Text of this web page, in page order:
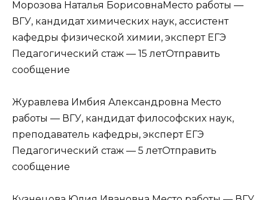
Морозова Наталья БорисовнаМесто работы —
ВГУ, кандидат химических наук, ассистент
кафедры физической химии, эксперт ЕГЭ
Педагогический стаж — 15 летОтправить
сообщение
Журавлева Имбия Александровна Место
работы — ВГУ, кандидат философских наук,
преподаватель кафедры, эксперт ЕГЭ
Педагогический стаж — 5 летОтправить
сообщение